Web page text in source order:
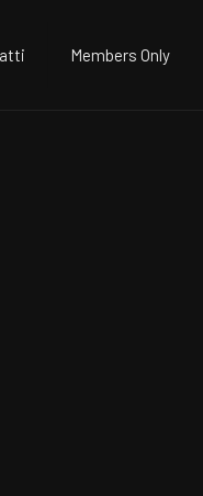
Members Only